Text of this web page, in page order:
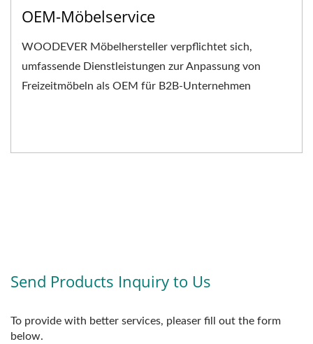
OEM-Möbelservice
WOODEVER Möbelhersteller verpflichtet sich,
umfassende Dienstleistungen zur Anpassung von
Freizeitmöbeln als OEM für B2B-Unternehmen